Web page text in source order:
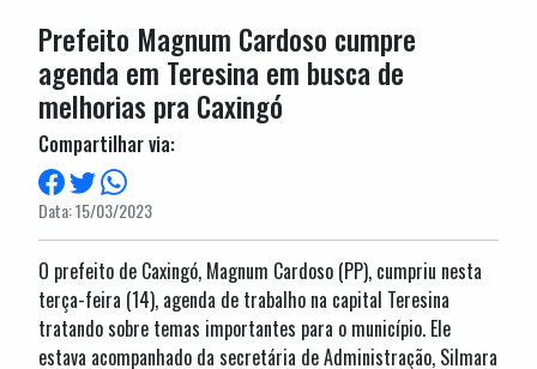
Prefeito Magnum Cardoso cumpre
agenda em Teresina em busca de
melhorias pra Caxingó
Compartilhar via:
Data: 15/03/2023
O prefeito de Caxingó, Magnum Cardoso (PP), cumpriu nesta
terça-feira (14), agenda de trabalho na capital Teresina
tratando sobre temas importantes para o município. Ele
estava acompanhado da secretária de Administração, Silmara